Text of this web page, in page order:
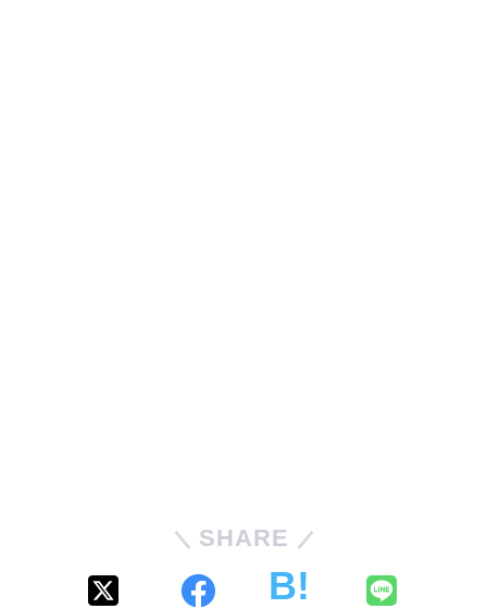
SHARE